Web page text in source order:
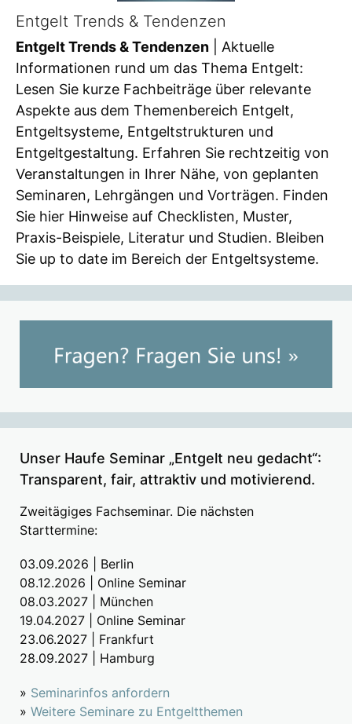
Entgelt Trends & Tendenzen
Entgelt Trends & Tendenzen | Aktuelle
Informationen rund um das Thema Entgelt:
Lesen Sie kurze Fachbeiträge über relevante
Aspekte aus dem Themenbereich Entgelt,
Entgeltsysteme, Entgeltstrukturen und
Entgeltgestaltung. Erfahren Sie rechtzeitig von
Veranstaltungen in Ihrer Nähe, von geplanten
Seminaren, Lehrgängen und Vorträgen. Finden
Sie hier Hinweise auf Checklisten, Muster,
Praxis-Beispiele, Literatur und Studien. Bleiben
Sie up to date im Bereich der Entgeltsysteme.
Unser Haufe Seminar „Entgelt neu gedacht“:
Transparent, fair, attraktiv und motivierend.
Zweitägiges Fachseminar. Die nächsten
Starttermine:
03.09.2026 | Berlin
08.12.2026 | Online Seminar
08.03.2027 | München
19.04.2027 | Online Seminar
23.06.2027 | Frankfurt
28.09.2027 | Hamburg
» Seminarinfos anfordern
» Weitere Seminare zu Entgeltthemen